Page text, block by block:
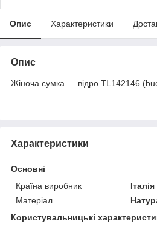
Опис Характеристики
Опис
Жіноча сумка — відро TL142146
Характеристики
Основні
Країна виробник
Італія
Матеріал
Користувальницькі